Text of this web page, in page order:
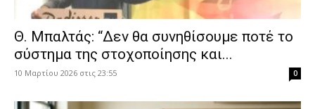
Θ. Μπαλτάς: “Δεν θα συνηθίσουμε ποτέ το
σύστημα της στοχοποίησης και...
10 Μαρτίου 2026 στις 23:55 0